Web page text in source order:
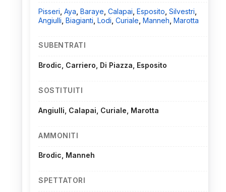
Pisseri Aya Baraye Calapai Esposito Silvestri
Angiulli Biagianti Lodi Curiale Manneh Marotta
SUBENTRATI
Brodic, Carriero, Di Piazza, Esposito
SOSTITUITI
Angiulli, Calapai, Curiale, Marotta
AMMONITI
Brodic, Manneh
SPETTATORI